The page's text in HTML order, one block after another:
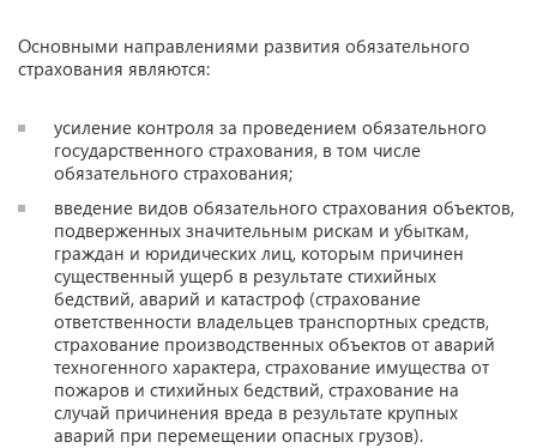
Основными направлениями развития обязательного
страхования являются:
усиление контроля за проведением обязательного
государственного страхования, в том числе
обязательного страхования;
введение видов обязательного страхования объектов,
подверженных значительным рискам и убыткам,
граждан и юридических лиц, которым причинен
существенный ущерб в результате стихийных
бедствий, аварий и катастроф (страхование
ответственности владельцев транспортных средств,
страхование производственных объектов от аварий
техногенного характера, страхование имущества от
пожаров и стихийных бедствий, страхование на
случай причинения вреда в результате крупных
аварий при перемещении опасных грузов).